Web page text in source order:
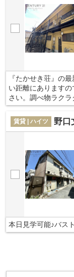
『たかせき荘』の
い距離にあります
さい。調べ物ラクラ
できます。長い目
無料のお部屋。物
ポイント。家賃4万
時間を有効に使う
ローリングのハイ
ーポレイション伊
に関するお問い合
賃貸 | ハイツ 野口
本日見学可能♪バス